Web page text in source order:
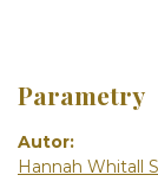
Parametry
Autor
Hannah Whitall